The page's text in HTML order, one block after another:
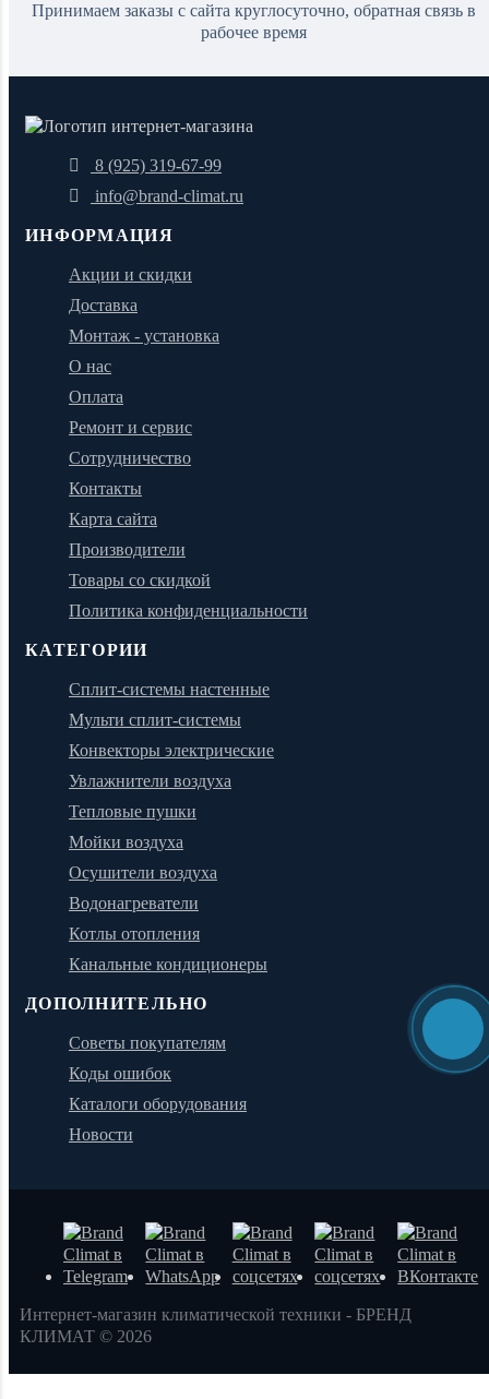
Принимаем заказы с сайта круглосуточно, обратная связь в
рабочее время
8 (925) 319-67-99
info@brand-climat.ru
ИНФОРМАЦИЯ
Акции и скидки
Доставка
Монтаж - установка
О нас
Оплата
Ремонт и сервис
Сотрудничество
Контакты
Карта сайта
Производители
Товары со скидкой
Политика конфиденциальности
КАТЕГОРИИ
Сплит-системы настенные
Мульти сплит-системы
Конвекторы электрические
Увлажнители воздуха
Тепловые пушки
Мойки воздуха
Осушители воздуха
Водонагреватели
Котлы отопления
Канальные кондиционеры
ДОПОЛНИТЕЛЬНО
Советы покупателям
Коды ошибок
Каталоги оборудования
Новости
Интернет-магазин климатической техники - БРЕНД
КЛИМАТ © 2026